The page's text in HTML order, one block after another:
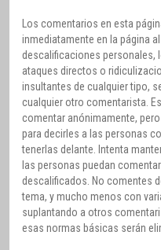
Los comentarios en esta
inmediatamente en la página
descalificaciones personales,
ataques directos o
insultantes de cualquier tipo,
cualquier otro comentarista.
comentar anónimamente,
para decirles a las personas
tenerlas delante. Intenta
las personas puedan
descalificados. No comentes
tema, y mucho menos con
suplantando a otros
esas normas básicas serán